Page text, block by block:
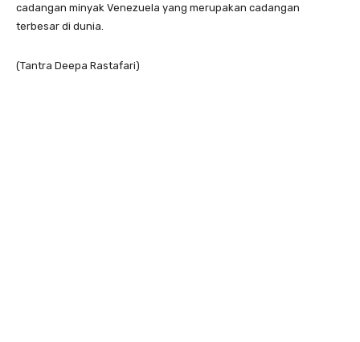
cadangan minyak Venezuela yang merupakan cadangan
terbesar di dunia.
(Tantra Deepa Rastafari)